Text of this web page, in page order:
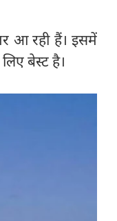
आ रही हैं। इसमें
बेस्ट है।